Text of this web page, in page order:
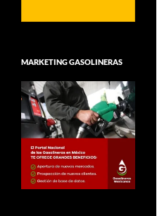
MARKETING GASOLINERAS